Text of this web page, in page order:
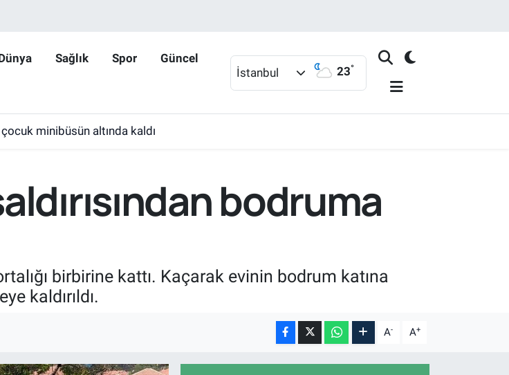
Sağlık Spor Güncel
İstanbul 23°
minibüsün altında kaldı
bodruma
birbirine kattı. Kaçarak evinin bodrum katına
kaldırıldı.
A- A+